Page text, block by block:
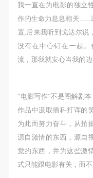
我一直在为电影的独立
作的生命力息息相关
置,后来我听到戈达尔说
没有在中心钉在一起
流，那我就安心当我的边
“电影写作”不是图解剧
作品中汲取插科打诨的
为此而努力奋斗，从拍
源自激情的东西，源自
觉的东西，并为这些激
式只能跟电影有关，而不
负的原则。但活动有
识。
第二条
参加本次活动者必须
律、法规，必须遵循
备以人为本、团结友
品质。
第三条
参加本次活动人员应
能力的人，18周岁以
同下参观。
第四条
负的原则。但活动有
识。
第二条
参加本次活动者必须
律、法规，必须遵循
备以人为本、团结友
品质。
第三条
参加本次活动人员应
能力的人，18周岁以
同下参观。
第四条
负的原则。但活动有
识。
第二条
参加本次活动者必须
律、法规，必须遵循
备以人为本、团结友
品质。
第三条
参加本次活动人员应
能力的人，18周岁以
同下参观。
第四条